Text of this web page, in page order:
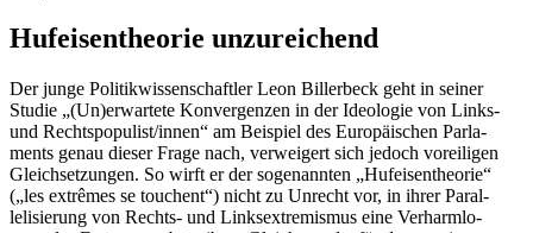
Huf­ei­sen­theo­rie unzureichend
Der junge Poli­tik­wis­sen­schaft­ler Leon Bil­ler­beck geht in seiner
Studie „(Un)erwartete Kon­ver­gen­zen in der Ideo­lo­gie von Links-
und Rechtspopulist/​​innen“ am Bei­spiel des Euro­päi­schen Par­la­
ments genau dieser Frage nach, ver­wei­gert sich jedoch vor­ei­li­gen
Gleich­set­zun­gen. So wirft er der soge­nann­ten „Huf­ei­sen­theo­rie“
(„les extrê­mes se tou­chent“) nicht zu Unrecht vor, in ihrer Par­al­
le­li­sie­rung von Rechts- und Links­ex­tre­mis­mus eine Ver­harm­lo­